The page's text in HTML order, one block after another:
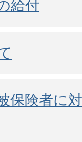
給付
保険者に